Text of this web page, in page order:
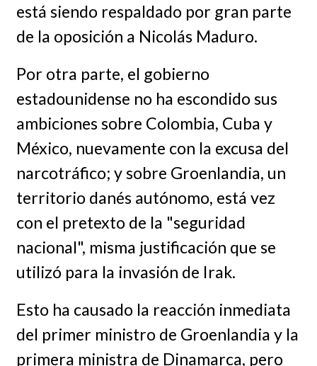
está siendo respaldado por gran parte
de la oposición a Nicolás Maduro.
Por otra parte, el gobierno
estadounidense no ha escondido sus
ambiciones sobre Colombia, Cuba y
México, nuevamente con la excusa del
narcotráfico; y sobre Groenlandia, un
territorio danés autónomo, está vez
con el pretexto de la "seguridad
nacional", misma justificación que se
utilizó para la invasión de Irak.
Esto ha causado la reacción inmediata
del primer ministro de Groenlandia y la
primera ministra de Dinamarca, pero